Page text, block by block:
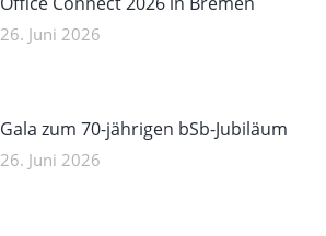
26. Juni 2026
Gala zum 70-jährigen bSb-Jubiläum
26. Juni 2026